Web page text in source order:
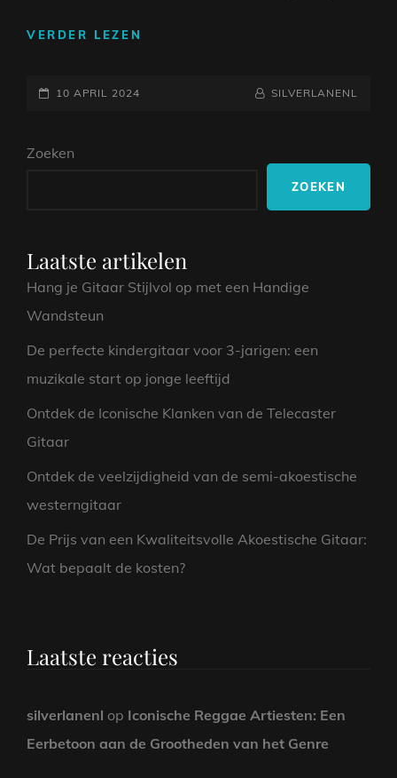
VERDER LEZEN
FAVORIETE
HITS
GEPLAATST
10 APRIL 2024 NAAMREGEL
BYLINE
SILVERLANENL
Zoeken
ZOEKEN
Laatste artikelen
Hang je Gitaar Stijlvol op met een Handige
Wandsteun
De perfecte kindergitaar voor 3-jarigen: een
muzikale start op jonge leeftijd
Ontdek de Iconische Klanken van de Telecaster
Gitaar
Ontdek de veelzijdigheid van de semi-akoestische
westerngitaar
De Prijs van een Kwaliteitsvolle Akoestische Gitaar:
Wat bepaalt de kosten?
Laatste reacties
silverlanenl op Iconische Reggae Artiesten: Een
Eerbetoon aan de Grootheden van het Genre